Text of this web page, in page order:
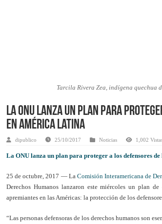
Tarcila Rivera Zea, indígena quechua
La ONU lanza un plan para
en América Latina
dipublico 25/10/2017 Noticias 1,002
La ONU lanza un plan para proteger a los defensores
25 de octubre, 2017 — La Comisión Interamericana de
Derechos Humanos lanzaron este miércoles un plan
apremiantes en las Américas: la protección de los
“Las personas defensoras de los derechos humanos son